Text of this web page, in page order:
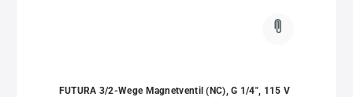
FUTURA 3/2-Wege Magnetventil (NC), G 1/4", 115 V